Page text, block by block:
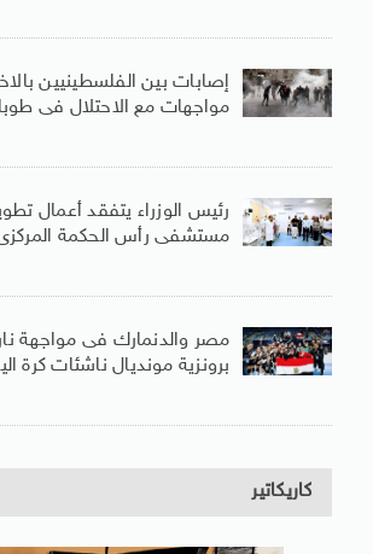
إصابات بين الفلسطينيين
مواجهات مع الاحتلال فى
رئيس الوزراء يتفقد أعمال
مستشفى رأس الحكمة
مصر والدنمارك فى مواجهة
برونزية مونديال ناشئات كرة
كاريكاتير